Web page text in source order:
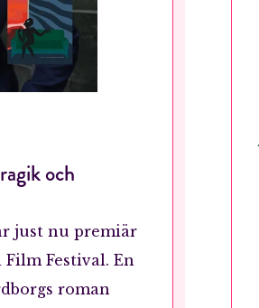
och
just nu premiär
Festival. En
roman